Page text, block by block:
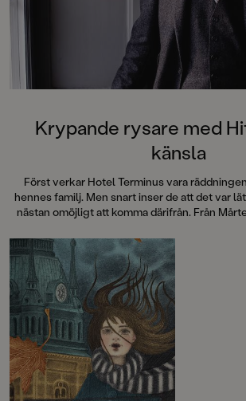
Krypande rysare med
känsla
Först verkar Hotel Terminus vara
hennes familj. Men snart inser de att det var
nästan omöjligt att komma därifrån. Från
stämning som garanterat ger rysningar